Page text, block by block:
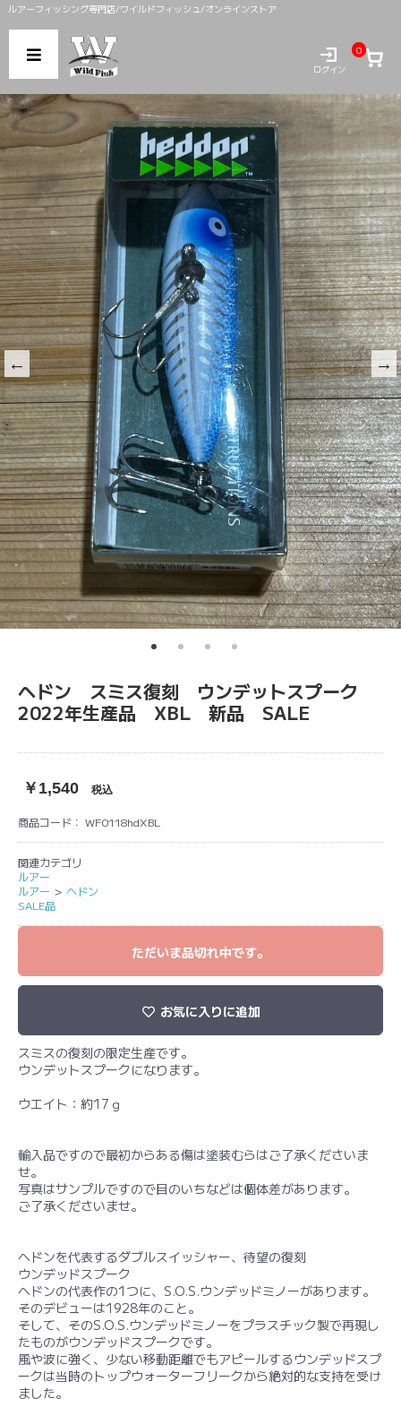
ルアーフィッシング専門店/ワイルドフィッシュ/オンラインストア
ログイン
0
ヘドン スミス復刻 ウンデットスプーク
2022年生産品 XBL 新品 SALE
￥1,540 税込
商品コード： WF0118hdXBL
関連カテゴリ
ルアー
ルアー ＞ ヘドン
SALE品
ただいま品切れ中です。
お気に入りに追加
スミスの復刻の限定生産です。
ウンデットスプークになります。
ウエイト：約17ｇ
輸入品ですので最初からある傷は塗装むらはご了承くださいま
せ。
写真はサンプルですので目のいちなどは個体差があります。
ご了承くださいませ。
ヘドンを代表するダブルスイッシャー、待望の復刻
ウンデッドスプーク
ヘドンの代表作の1つに、S.O.S.ウンデッドミノーがあります。
そのデビューは1928年のこと。
そして、そのS.O.S.ウンデッドミノーをプラスチック製で再現し
たものがウンデッドスプークです。
風や波に強く、少ない移動距離でもアピールするウンデッドスプ
ークは当時のトップウォーターフリークから絶対的な支持を受け
ました。